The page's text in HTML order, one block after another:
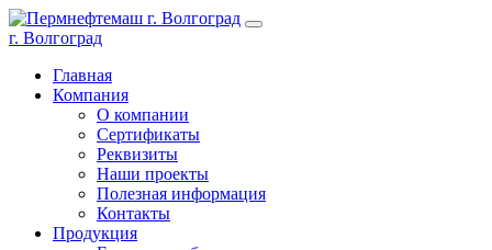
г. Волгоград
Главная
Компания
О компании
Сертификаты
Реквизиты
Наши проекты
Полезная информация
Контакты
Продукция